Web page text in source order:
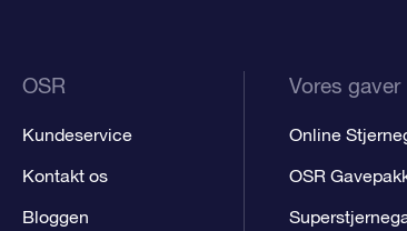
OSR
Kundeservice
Kontakt os
Bloggen
Vores gaver
Online
OSR